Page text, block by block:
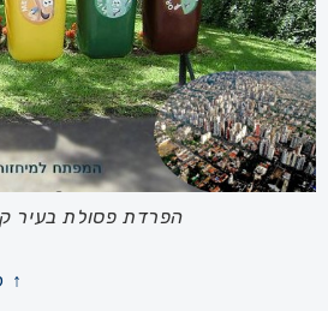
הפרדת פסולת בעיר
↑